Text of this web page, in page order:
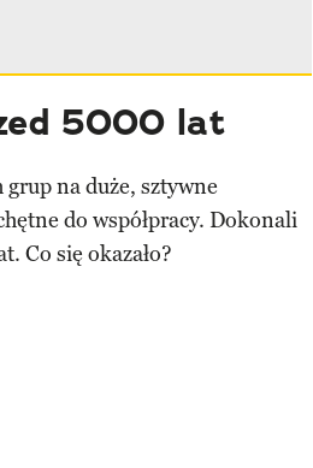
5000 lat
na duże, sztywne
do współpracy. Dokonali
Co się okazało?